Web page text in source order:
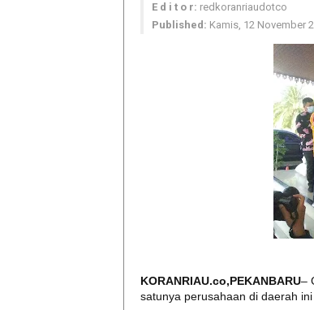
E d i t o r: redkoranriaudotco
Published: Kamis, 12 November
KORANRIAU.co,PEKANBARU–
satunya perusahaan di daerah